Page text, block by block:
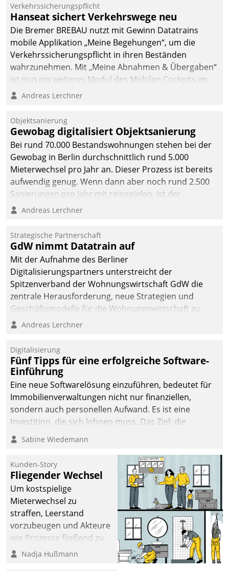
Datatrain. Die meravis
Wohnungsbau- und
Immobilien GmbH hat
sich dabei für den Betrieb
der Lösung über die SAP
Cloud Platform
entschieden - als erstes
Unternehmen am
Verkehrssicherungspflicht
Hanseat sichert Verkehrswege neu
Die Bremer BREBAU nutzt mit Gewinn Datatrains
mobile Applikation „Meine Begehungen“, um die
Verkehrssicherungspflicht in ihren Beständen
wahrzunehmen. Mit „Meine Abnahmen & Übergaben“
ist nun ein weiteres Modul des Mobilen Cockpits im
Einsatz.
Andreas Lerchner
Objektsanierung
Gewobag digitalisiert Objektsanierung
Bei rund 70.000 Bestandswohnungen stehen bei der
Gewobag in Berlin durchschnittlich rund 5.000
Mieterwechsel pro Jahr an. Dieser Prozess ist bereits
aufwendig genug. Wenn dann aber noch rund 2.500
Sanierungen pro Jahr mit reinspielen, ist der
Betreuungs- und Organisationsaufwand immens. Im
kommunale Wohnungsbauunternehmen daher
gemeinsam mit der Berliner Datatrain GmbH den
Teilprozess der Objektsanierung digitalisiert.
Andreas Lerchner
Strategische Partnerschaft
GdW nimmt Datatrain auf
Mit der Aufnahme des Berliner
Digitalisierungspartners unterstreicht der
Spitzenverband der Wohnungswirtschaft GdW die
zentrale Herausforderung, neue Strategien und
Geschäftsmodelle für die Wohnungswirtschaft zu
entwickeln.
Andreas Lerchner
Digitalisierung
Fünf Tipps für eine erfolgreiche Software-
Einführung
Eine neue Softwarelösung einzuführen, bedeutet für
Immobilienverwaltungen nicht nur finanziellen,
sondern auch personellen Aufwand. Es ist eine
Investition, die sich lohnen muss. Das Ziel: die
nachhaltige Optimierung der Geschäftsabläufe. Damit
dieses Ziel erreicht wird, sollten einige Grundregeln
Sabine Wiedemann
Kunden-Story
Fliegender Wechsel
Um kostspielige
Mieterwechsel zu
straffen, Leerstand
vorzubeugen und Akteure
wie Prozesse fließend zu
vernetzen, nutzt die
Nadja Hußmann